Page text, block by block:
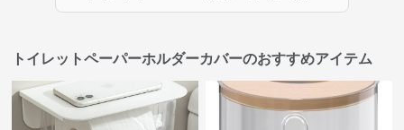
トイレットペーパーホルダーカバーのおすすめアイテム